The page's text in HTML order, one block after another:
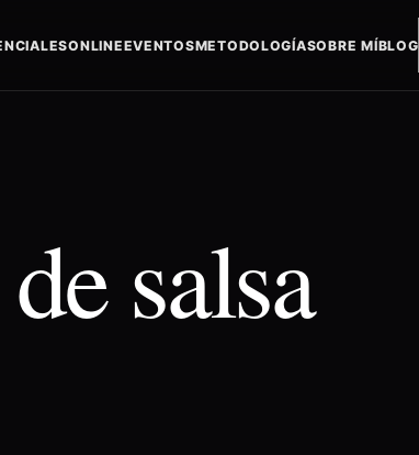
ONLINEEVENTOSMETODOLOGÍASOBRE MÍBLOG
salsa